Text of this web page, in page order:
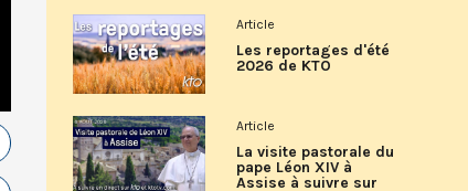
Article
Les reportages d'été
2026 de KTO
Article
La visite pastorale du
pape Léon XIV à
Assise à suivre sur